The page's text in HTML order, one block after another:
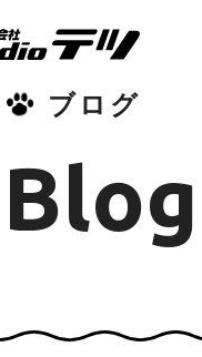
ブログ
Blog